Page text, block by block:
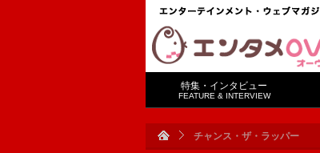
特集・インタビュー
FEATURE & INTERVIEW
チャンス・ザ・ラッパー